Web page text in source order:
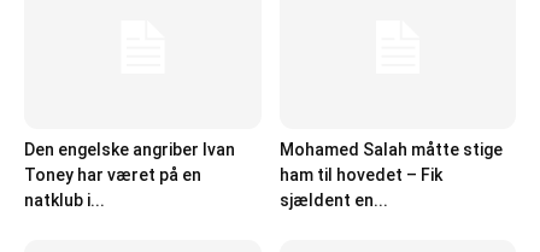
Den engelske angriber Ivan
Toney har været på en
natklub i...
Mohamed Salah måtte stige
ham til hovedet – Fik
sjældent en...